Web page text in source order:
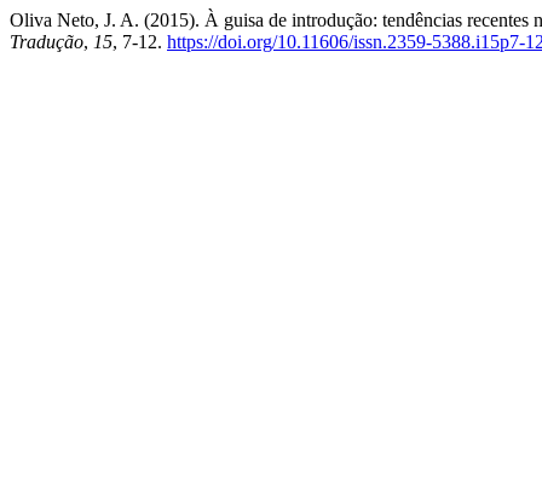
Oliva Neto, J. A. (2015). À guisa de introdução: tendências recentes
Tradução, 15, 7-12. https://doi.org/10.11606/issn.2359-5388.i15p7-